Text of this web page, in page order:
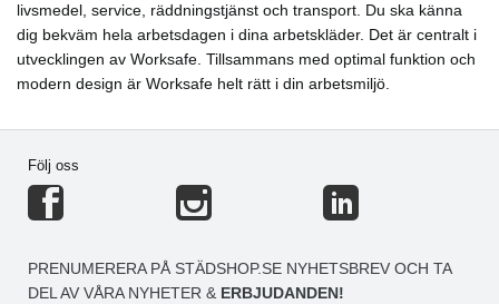
livsmedel, service, räddningstjänst och transport. Du ska känna
dig bekväm hela arbetsdagen i dina arbetskläder. Det är centralt i
utvecklingen av Worksafe. Tillsammans med optimal funktion och
modern design är Worksafe helt rätt i din arbetsmiljö.
Följ oss
PRENUMERERA PÅ STÄDSHOP.SE NYHETSBREV OCH TA
DEL AV VÅRA NYHETER & ERBJUDANDEN!